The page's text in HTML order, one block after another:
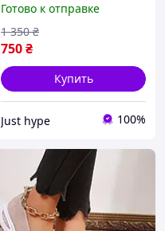
мокасины размер 41,
серые Код 68-1016
Готово к отправке
750₴
1 350 ₴
Купить
Just hype 100%